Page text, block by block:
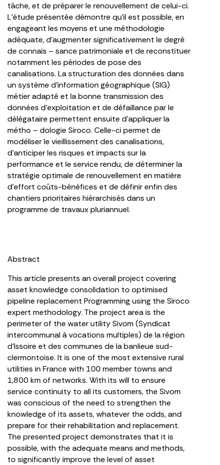
tâche, et de préparer le renouvellement de celui-ci.
L’étude présentée démontre qu’il est possible, en
engageant les moyens et une méthodologie
adéquate, d’augmenter significativement le degré
de connais – sance patrimoniale et de reconstituer
notamment les périodes de pose des
canalisations. La structuration des données dans
un système d’information géographique (SIG)
métier adapté et la bonne transmission des
données d’exploitation et de défaillance par le
délégataire permettent ensuite d’appliquer la
métho – dologie Siroco. Celle-ci permet de
modéliser le vieillissement des canalisations,
d’anticiper les risques et impacts sur la
performance et le service rendu, de déterminer la
stratégie optimale de renouvellement en matière
d’effort coûts-bénéfices et de définir enfin des
chantiers prioritaires hiérarchisés dans un
programme de travaux pluriannuel.
Abstract
This article presents an overall project covering
asset knowledge consolidation to optimised
pipeline replacement Programming using the Siroco
expert methodology. The project area is the
perimeter of the water utility Sivom (Syndicat
intercommunal à vocations multiples) de la région
d’Issoire et des communes de la banlieue sud-
clermontoise. It is one of the most extensive rural
utilities in France with 100 member towns and
1,800 km of networks. With its will to ensure
service continuity to all its customers, the Sivom
was conscious of the need to strengthen the
knowledge of its assets, whatever the odds, and
prepare for their rehabilitation and replacement.
The presented project demonstrates that it is
possible, with the adequate means and methods,
to significantly improve the level of asset